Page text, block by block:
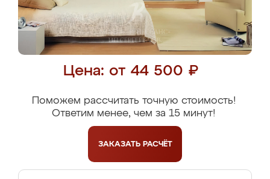
Цена: от 44 500 ₽
Поможем рассчитать точную стоимость!
Ответим менее, чем за 15 минут!
ЗАКАЗАТЬ РАСЧЁТ